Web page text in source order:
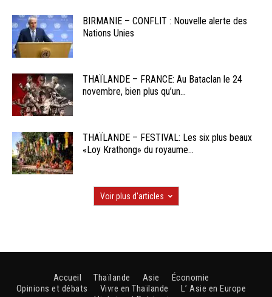
BIRMANIE – CONFLIT : Nouvelle alerte des
Nations Unies
THAÏLANDE – FRANCE: Au Bataclan le 24
novembre, bien plus qu’un...
THAÏLANDE – FESTIVAL: Les six plus beaux
«Loy Krathong» du royaume...
Voir plus d'articles
Accueil Thaïlande Asie
Économie
Opinions et débats
Vivre en Thaïlande
L’ Asie en Europe